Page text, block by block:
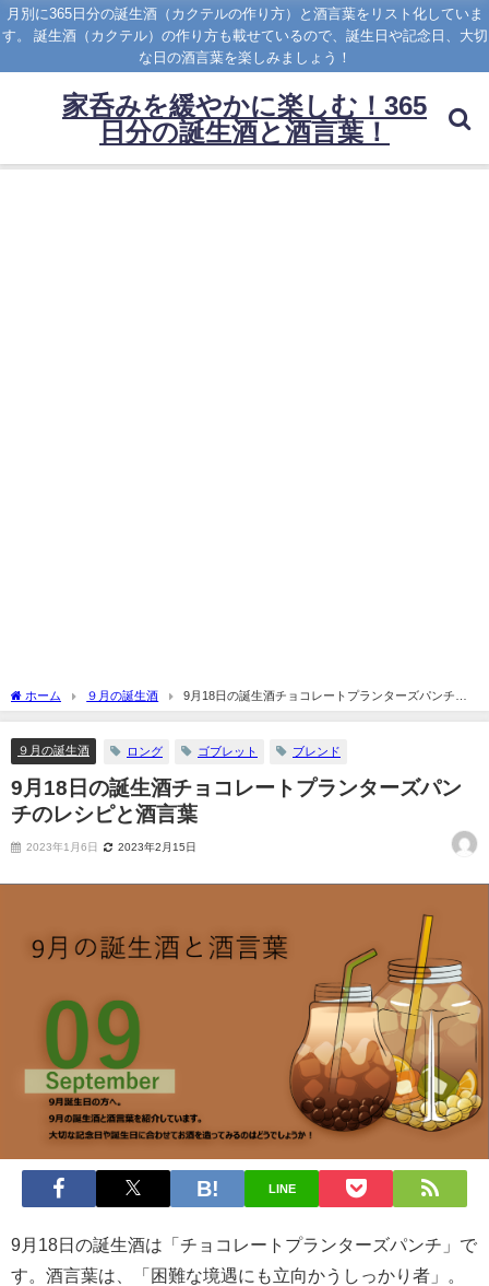
月別に365日分の誕生酒（カクテルの作り方）と酒言葉をリスト化していま
す。 誕生酒（カクテル）の作り方も載せているので、誕生日や記念日、大切
な日の酒言葉を楽しみましょう！
家呑みを緩やかに楽しむ！365
日分の誕生酒と酒言葉！
ホーム ９月の誕生酒
9月18日の誕生酒チョコレートプランターズパンチの
レシピと酒言葉
９月の誕生酒 ロング ゴブレット ブレンド
9月18日の誕生酒チョコレートプランターズパン
チのレシピと酒言葉
2023年1月6日 2023年2月15日
LINE
9月18日の誕生酒は「チョコレートプランターズパンチ」で
す。酒言葉は、「困難な境遇にも立向かうしっかり者」。